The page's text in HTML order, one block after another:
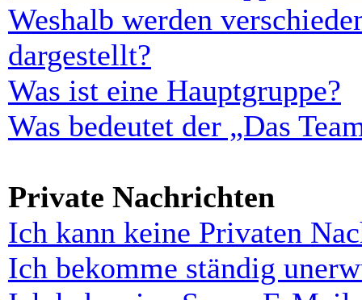
Weshalb werden
dargestellt?
Was ist eine Hauptgruppe?
Was bedeutet der „Das
Private Nachrichten
Ich kann keine Privaten
Ich bekomme ständig